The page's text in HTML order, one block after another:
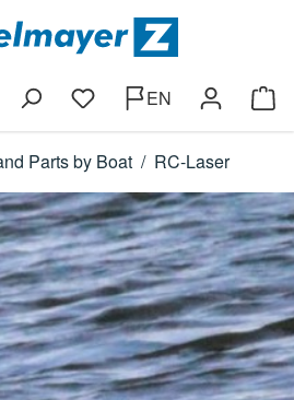
You have 0 wishlist items
EN
Parts by Boat / RC-Laser